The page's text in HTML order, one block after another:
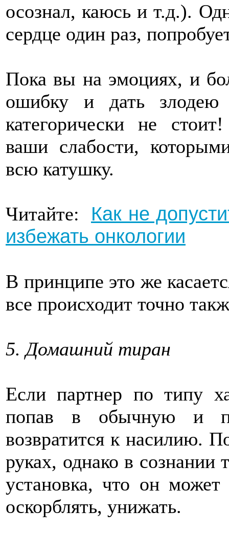
осознал, каюсь и т.д.).
сердце один раз,
Пока вы на эмоциях, и
ошибку и дать
категорически не
ваши слабости,
всю катушку.
Читайте: Как не
избежать онкологии
В принципе это же
все происходит точно
5. Домашний тиран
Если партнер по типу
попав в обычную и
возвратится к насилию.
руках, однако в сознании
установка, что он
оскорблять, унижать.